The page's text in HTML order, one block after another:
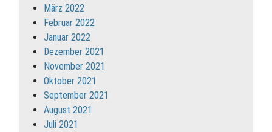
März 2022
Februar 2022
Januar 2022
Dezember 2021
November 2021
Oktober 2021
September 2021
August 2021
Juli 2021